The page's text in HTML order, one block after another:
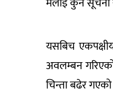
यसबिच एकपक्षीय,
अवलम्बन
चिन्ता बढेर